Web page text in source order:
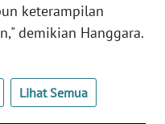
keterampilan
demikian Hanggara.
Lihat Semua